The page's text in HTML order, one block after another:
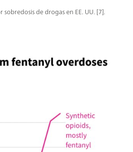
de drogas en EE. UU. [7].